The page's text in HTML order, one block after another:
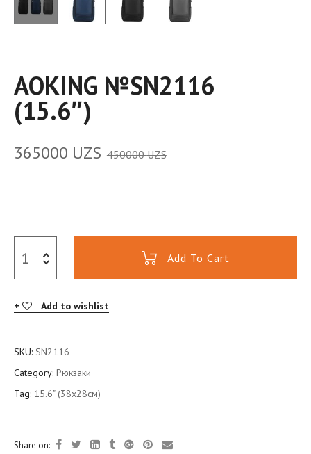
AOKING №SN2116
(15.6″)
450000UZS
365000 UZS
Add To Cart
Add to wishlist
SKU: SN2116
Category: Рюкзаки
Tag: 15.6" (38x28см)
Share on: